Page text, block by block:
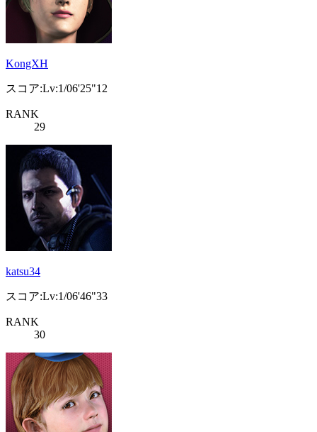
KongXH
スコア:Lv:1/06'25"12
RANK
29
katsu34
スコア:Lv:1/06'46"33
RANK
30